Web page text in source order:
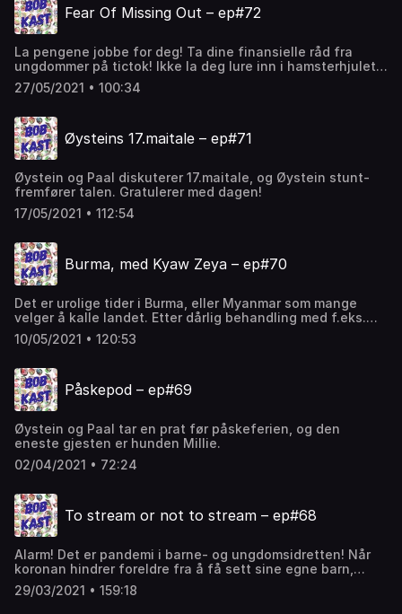
Fear Of Missing Out – ep#72
La pengene jobbe for deg! Ta dine finansielle råd fra
ungdommer på tictok! Ikke la deg lure inn i hamsterhjulet
med «åtte til fire»-jobb, og møkk under neglene kan noen
andre ha!
27/05/2021 • 100:34
Øysteins 17.maitale – ep#71
Øystein og Paal diskuterer 17.maitale, og Øystein stunt-
fremfører talen. Gratulerer med dagen!
17/05/2021 • 112:54
Burma, med Kyaw Zeya – ep#70
Det er urolige tider i Burma, eller Myanmar som mange
velger å kalle landet. Etter dårlig behandling med f.eks.
fengsling i flere år for å si meninga si i hjemlandet har
Zeya gjort trønder av seg. Her er vi ikke så strenge og lar
annet som faller oss inn. Slik det pleier i stua.
10/05/2021 • 120:53
Påskepod – ep#69
Øystein og Paal tar en prat før påskeferien, og den
eneste gjesten er hunden Millie.
02/04/2021 • 72:24
To stream or not to stream – ep#68
Alarm! Det er pandemi i barne- og ungdomsidretten! Når
koronan hindrer foreldre fra å få sett sine egne barn,
mister jo engasjerte voksne interesse og motivasjon.
Vaksinen er å livestreame aktivitetene hjem til mamma og
29/03/2021 • 159:18